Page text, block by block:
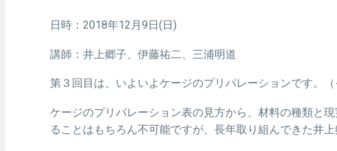
日時：2018年12月9日(日)
講師：井上郷子、伊藤祐二、三浦明道
第３回目は、いよいよケージのプリパレーションです。（
ケージのプリパレーション表の見方から、材料の種類と
ることはもちろん不可能ですが、長年取り組んできた井